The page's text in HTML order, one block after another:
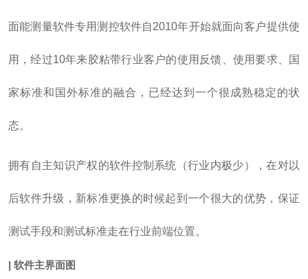
面能测量软件专用测控软件自2010年开始就面向客户提供使
用，经过10年来胶粘带行业客户的使用反馈、使用要求、国
家标准和国外标准的融合，已经达到一个很成熟稳定的状
态。
拥有自主知识产权的软件控制系统（行业内极少），在对以
后软件升级，新标准更换的时候起到一个很大的优势，保证
测试手段和测试标准走在行业前端位置。
| 软件主界面图